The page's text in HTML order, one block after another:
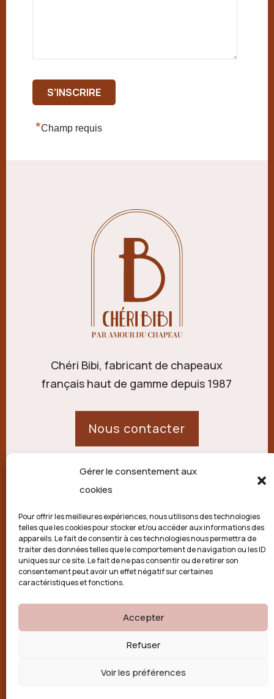
Gérer le consentement aux
cookies
Pour offrir les meilleures expériences, nous utilisons des technologies
telles que les cookies pour stocker et/ou accéder aux informations des
appareils. Le fait de consentir à ces technologies nous permettra de
traiter des données telles que le comportement de navigation ou les ID
uniques sur ce site. Le fait de ne pas consentir ou de retirer son
consentement peut avoir un effet négatif sur certaines
caractéristiques et fonctions.
Accepter
Refuser
Voir les préférences
*Champ requis
Chéri Bibi, fabricant de chapeaux
français haut de gamme depuis 1987
Nous contacter
21 route de Palisse,
Politique de confidentialité
Conditions générales